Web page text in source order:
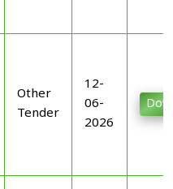
Other
Tender
12-
06-
2026